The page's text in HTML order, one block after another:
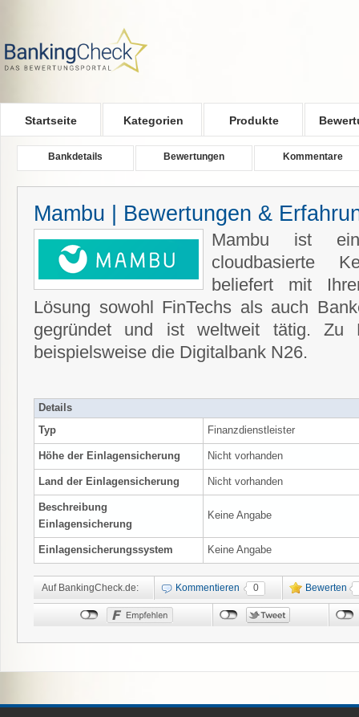
Startseite Kategorien Produkte
Bankdetails Bewertungen Kommentare
Mambu | Bewertungen &
Mambu ist
cloudbasierte
beliefert mit
Lösung sowohl FinTechs als auch
gegründet und ist weltweit tätig. Zu
beispielsweise die Digitalbank N26.
Details
Typ
Finanzdienstleister
Höhe der Einlagensicherung Nicht vorhanden
Land der Einlagensicherung Nicht vorhanden
Beschreibung
Einlagensicherung
Keine Angabe
Einlagensicherungssystem Keine Angabe
Auf BankingCheck.de: Kommentieren 0 Bewerten